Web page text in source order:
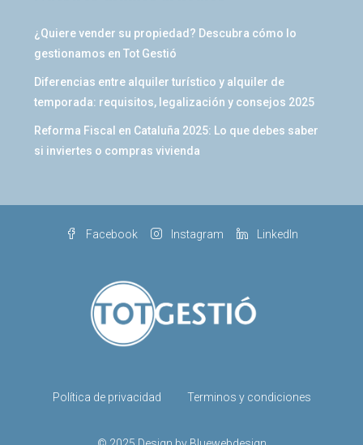
¿Quiere vender su propiedad? Descubra cómo lo
gestionamos en Tot Gestió
Diferencias entre alquiler turístico y alquiler de
temporada: requisitos, legalización y consejos 2025
Reforma Fiscal en Cataluña 2025: Lo que debes saber
si inviertes o compras vivienda
Facebook Instagram LinkedIn
Política de privacidad Terminos y condiciones